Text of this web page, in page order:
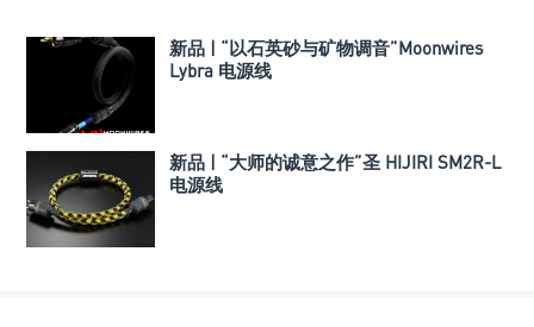
新品 | “以石英砂与矿物调音”Moonwires
Lybra 电源线
新品 | “大师的诚意之作”圣 HIJIRI SM2R-L
电源线